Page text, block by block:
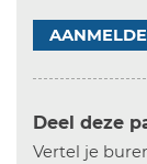
Deel deze
Vertel je